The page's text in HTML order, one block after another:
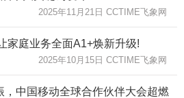
2025年11月21日 CCTIME飞象网
家庭业务全面A1+焕新升级!
2025年10月15日 CCTIME飞象网
，中国移动全球合作伙伴大会超燃